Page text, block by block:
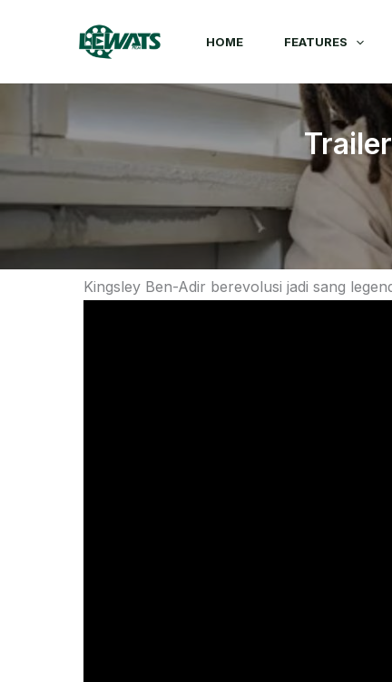
HOME FEATURES
Kingsley Ben-Adir berevolusi jadi sang